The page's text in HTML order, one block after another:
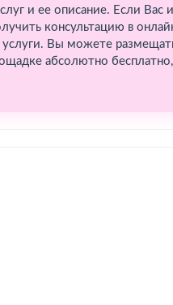
и ее описание. Если Вас
консультацию в
Вы можете
абсолютно